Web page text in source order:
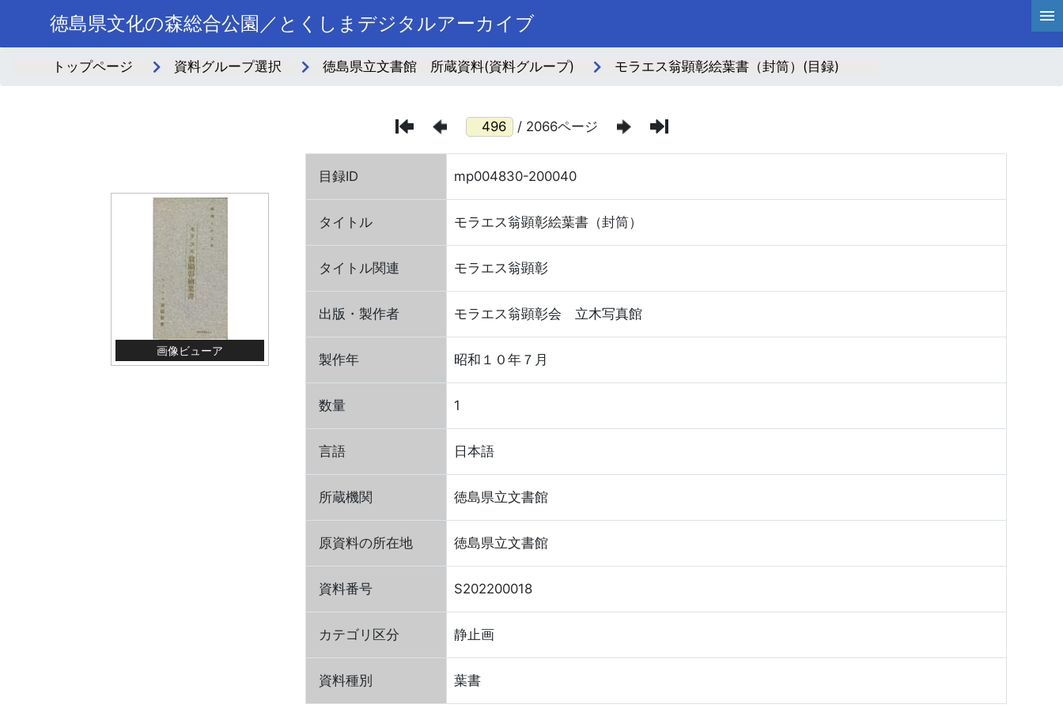
徳島県文化の森総合公園／とくしまデジタルアーカイブ
トップページ 資料グループ選択 徳島県立文書館 所蔵資料(資料グループ) モラエス翁顕彰絵葉書（封筒）(目録)
/ 2066ページ
画像ビューア
目録ID mp004830-200040
タイトル モラエス翁顕彰絵葉書（封筒）
タイトル関連 モラエス翁顕彰
出版・製作者 モラエス翁顕彰会 立木写真館
製作年 昭和１０年７月
数量 1
言語 日本語
所蔵機関 徳島県立文書館
原資料の所在地 徳島県立文書館
資料番号 S202200018
カテゴリ区分 静止画
資料種別 葉書